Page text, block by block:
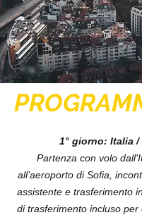
1° giorno: Italia /
Partenza con volo
all’aeroporto di Sofia,
assistente e trasferimento
di trasferimento incluso per